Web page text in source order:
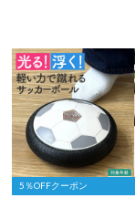
5％OFFクーポン